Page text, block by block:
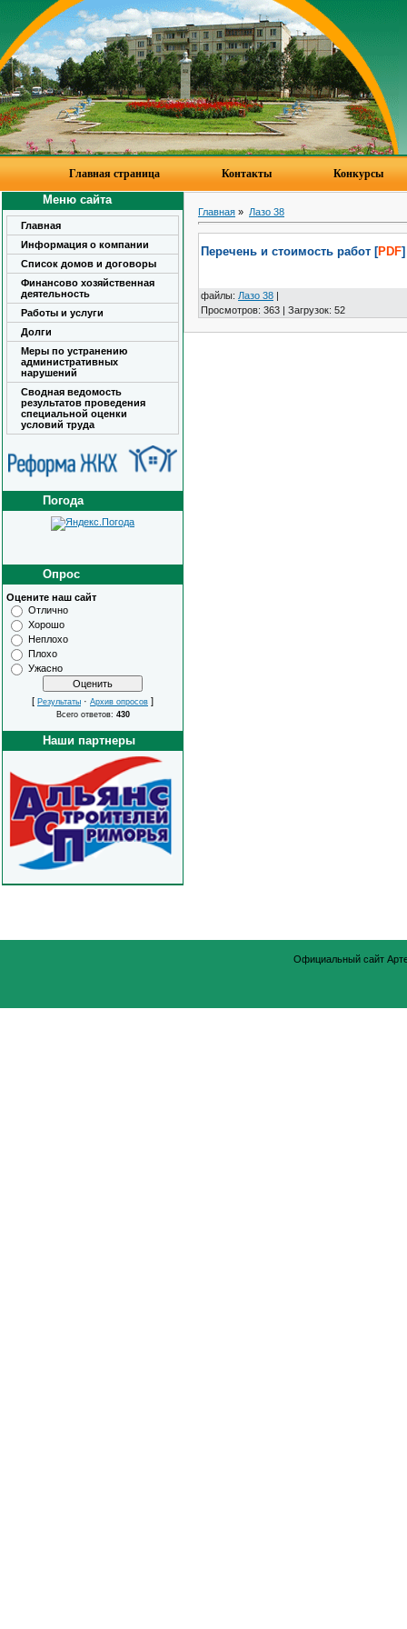
Главная страница Контакты Конкурсы
Меню сайта
Главная
Информация о компании
Список домов и договоры
Финансово хозяйственная
деятельность
Работы и услуги
Долги
Меры по устранению
административных
нарушений
Сводная ведомость
результатов проведения
специальной оценки
условий труда
Погода
Опрос
Оцените наш сайт
Отлично
Хорошо
Неплохо
Плохо
Ужасно
[ Результаты · Архив опросов ]
Всего ответов: 430
Наши партнеры
Главная » Лазо 38
Перечень и стоимость работ [PDF]
файлы: Лазо 38 |
Просмотров: 363 | Загрузок: 52
Официальный сайт